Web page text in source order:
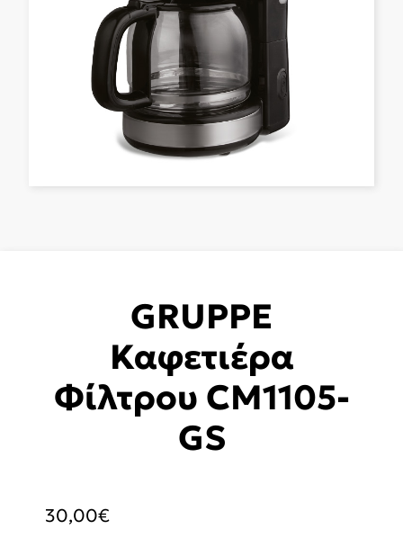
GRUPPE
Καφετιέρα
Φίλτρου CM1105-
GS
30,00€